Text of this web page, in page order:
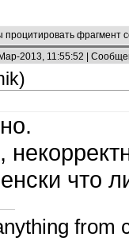
процитировать фрагмент
2013, 11:55:52 |
)
что
from